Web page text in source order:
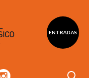
ENTRADAS